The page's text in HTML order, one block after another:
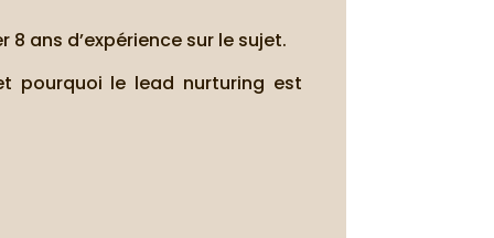
ans d’expérience sur le sujet.
pourquoi le lead nurturing est